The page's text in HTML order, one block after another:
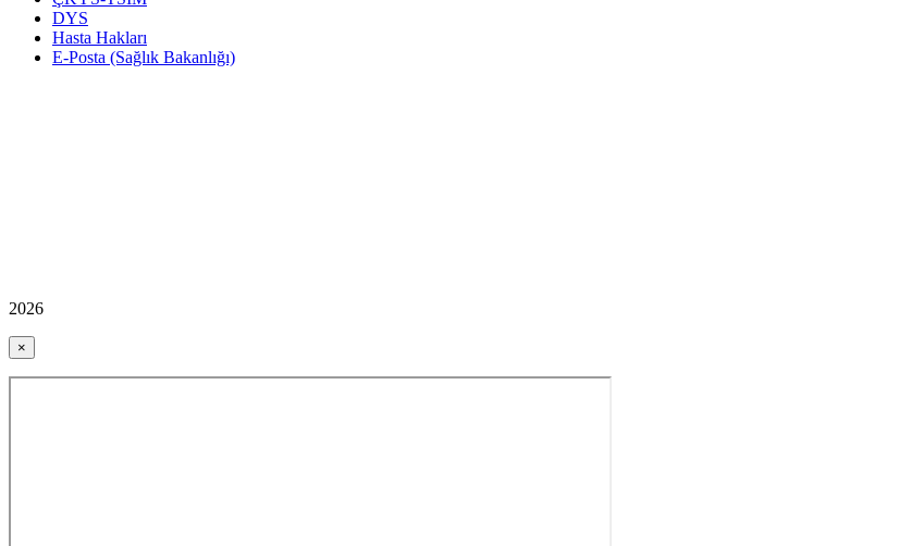
DYS
Hasta Hakları
E-Posta (Sağlık Bakanlığı)
2026
×